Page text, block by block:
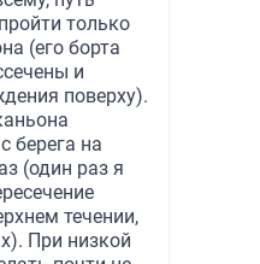
только
(его борта
и
поверху).
берега на
(один раз я
течении,
При низкой